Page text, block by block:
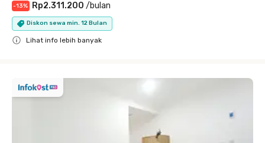
-13% Rp2.311.200 /bulan
Diskon sewa min. 12 Bulan
Lihat info lebih banyak